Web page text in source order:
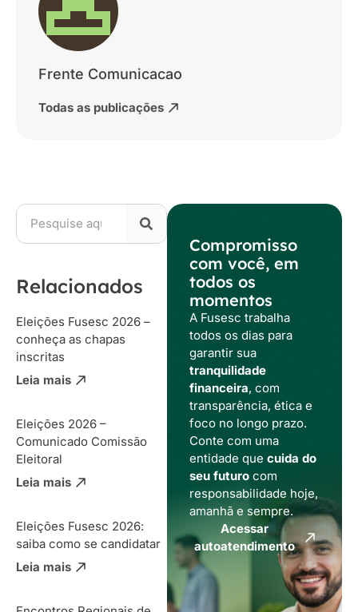
Frente Comunicacao
Todas as publicações
Relacionados
Eleições Fusesc 2026 –
conheça as chapas
inscritas
Leia mais
Eleições 2026 –
Comunicado Comissão
Eleitoral
Leia mais
Eleições Fusesc 2026:
saiba como se candidatar
Leia mais
Compromisso
com você, em
todos os
momentos
A Fusesc trabalha
todos os dias para
garantir sua
tranquilidade
financeira, com
transparência, ética e
foco no longo prazo.
Conte com uma
entidade que cuida do
seu futurocom
responsabilidade hoje,
amanhã e sempre.
Acessar
autoatendimento